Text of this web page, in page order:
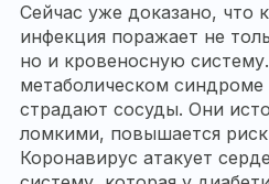
Сейчас уже доказано, что
инфекция поражает не
но и кровеносную
метаболическом
страдают сосуды. Они
ломкими, повышается
Коронавирус атакует